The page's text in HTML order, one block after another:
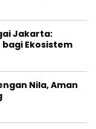
Jakarta:
Ekosistem
Nila, Aman